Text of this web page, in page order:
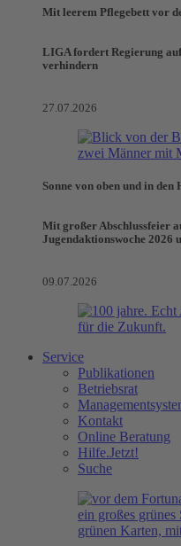
Mit leerem Pflegebett vor
LIGA fordert Regierung
verhindern
27.07.2026
Sonne von oben und in den
Mit großer Abschlussfeier
Jugendaktionswoche 2026
09.07.2026
Service
Publikationen
Betriebsrat
Kontakt
Online Beratung
Hilfe.Jetzt!
Suche